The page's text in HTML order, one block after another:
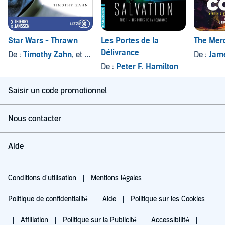
Star Wars - Thrawn
De : Timothy Zahn, et autres
Les Portes de la
Délivrance
De : Peter F. Hamilton
The
De :
Saisir un code promotionnel
Nous contacter
Aide
Conditions d'utilisation Mentions légales
Politique de confidentialité Aide Politique sur les Cookies
Affiliation Politique sur la Publicité Accessibilité